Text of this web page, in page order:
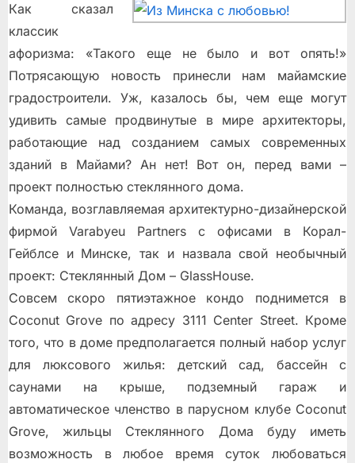
Как сказал
классик
афоризма: «Такого еще не было и вот опять!»
Потрясающую новость принесли нам майамские
градостроители. Уж, казалось бы, чем еще могут
удивить самые продвинутые в мире архитекторы,
работающие над созданием самых современных
зданий в Майами? Ан нет! Вот он, перед вами –
проект полностью стеклянного дома.
Команда, возглавляемая архитектурно-дизайнерской
фирмой Varabyeu Partners с офисами в Корал-
Гейблсе и Минске, так и назвала свой необычный
проект: Стеклянный Дом – GlassHоusе.
Совсем скоро пятиэтажное кондо поднимется в
Coconut Grove по адресу 3111 Center Street. Кроме
того, что в доме предполагается полный набор услуг
для люксового жилья: детский сад, бассейн с
саунами на крыше, подземный гараж и
автоматическое членство в парусном клубе Coconut
Grove, жильцы Стеклянного Дома буду иметь
возможность в любое время суток любоваться